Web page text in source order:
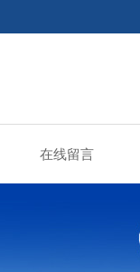
在线留言